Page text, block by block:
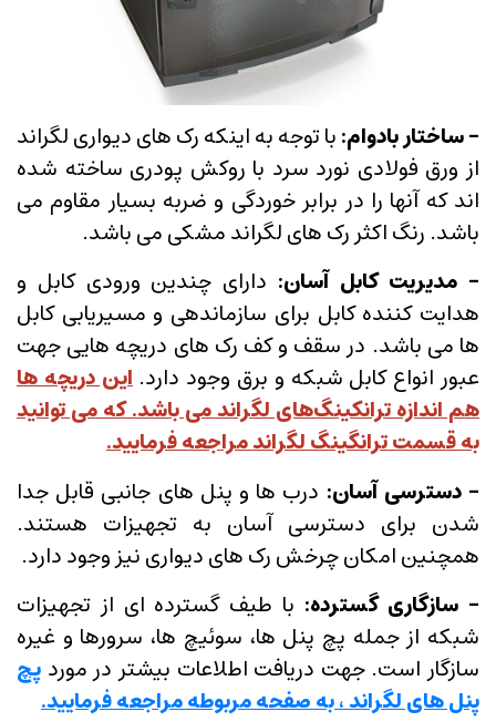
- ساختار بادوام:با توجه به اینکه رک های دیواری لگراند
از ورق فولادی نورد سرد با روکش پودری ساخته شده
اند که آنها را در برابر خوردگی و ضربه بسیار مقاوم می
باشد. رنگ اکثر رک های لگراند مشکی می باشد.
- مدیریت کابل آسان: دارای چندین ورودی کابل و
هدایت کننده کابل برای سازماندهی و مسیریابی کابل
ها می باشد. در سقف و کف رک های دریچه هایی جهت
عبور انواع کابل شبکه و برق وجود دارد.این دریچه ها
هم اندازه ترانکینگ‌های لگراند می باشد. که می توانید
به قسمت ترانگینگ لگراند مراجعه فرمایید.
- دسترسی آسان: درب ها و پنل های جانبی قابل جدا
شدن برای دسترسی آسان به تجهیزات هستند.
همچنین امکان چرخش رک های دیواری نیز وجود دارد.
- سازگاری گسترده: با طیف گسترده ای از تجهیزات
شبکه از جمله پچ پنل ها، سوئیچ ها، سرورها و غیره
سازگار است. جهت دریافت اطلاعات بیشتر در مورد پچ
پنل های لگراند ، به صفحه مربوطه مراجعه فرمایید.